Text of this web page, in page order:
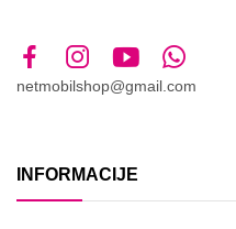
netmobilshop@gmail.com
INFORMACIJE